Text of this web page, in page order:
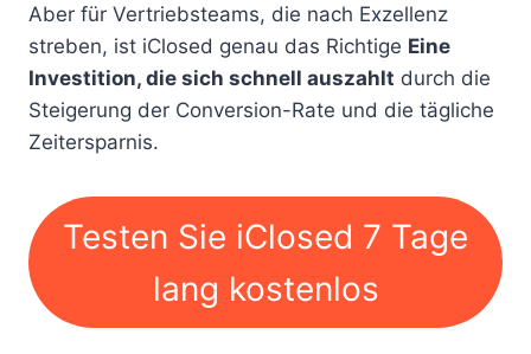
Aber für Vertriebsteams, die nach Exzellenz
streben, ist iClosed genau das Richtige Eine
Investition, die sich schnell auszahlt durch die
Steigerung der Conversion-Rate und die tägliche
Zeitersparnis.
Testen Sie iClosed 7 Tage
lang kostenlos